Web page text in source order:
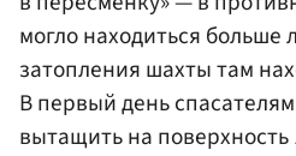
могло находиться
затопления шахты там
В первый день
вытащить на